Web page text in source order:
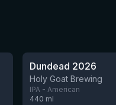
Dundead 2026
Holy Goat Brewing
IPA - American
440 ml